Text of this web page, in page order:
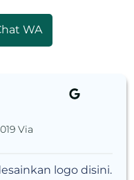
WA
Via
logo disini.